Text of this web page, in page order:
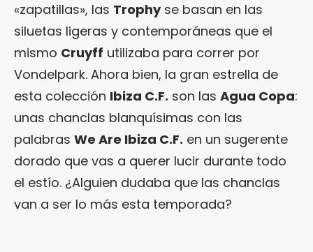
«zapatillas», las Trophyse basan en las
siluetas ligeras y contemporáneas que el
mismo Cruyff utilizaba para correr por
Vondelpark. Ahora bien, la gran estrella de
esta colección Ibiza C.F. son las Agua Copa:
unas chanclas blanquísimas con las
palabras We Are Ibiza C.F. en un sugerente
dorado que vas a querer lucir durante todo
el estío. ¿Alguien dudaba que las chanclas
van a ser lo más esta temporada?